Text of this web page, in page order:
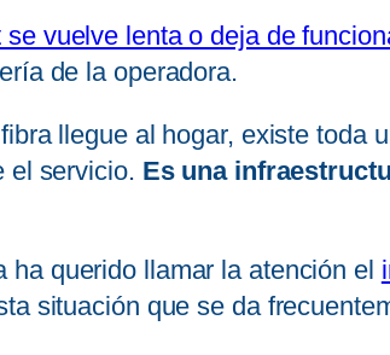
se vuelve lenta o deja de
de la operadora.
llegue al hogar, existe
el servicio. Es una
querido llamar la atención el
situación que se da